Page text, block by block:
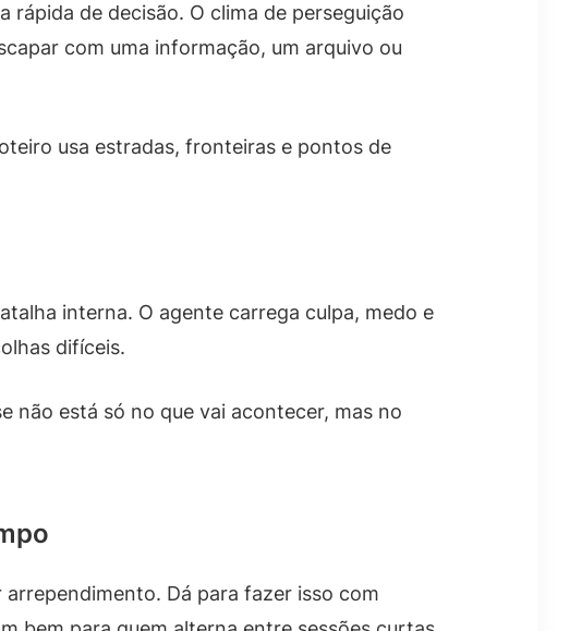
de decisão. O clima de perseguição
com uma informação, um arquivo ou
usa estradas, fronteiras e pontos de
interna. O agente carrega culpa, medo e
difíceis.
não está só no que vai acontecer, mas no
Dá para fazer isso com